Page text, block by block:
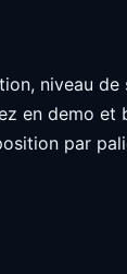
niveau
en demo et
par